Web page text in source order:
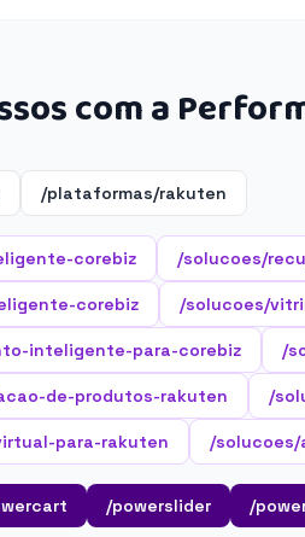
com a
/plataformas/rakuten
corebiz /solucoes/
corebiz /solucoes/
inteligente-para-corebiz /
de-produtos-rakuten /
para-rakuten /
/powerslider /